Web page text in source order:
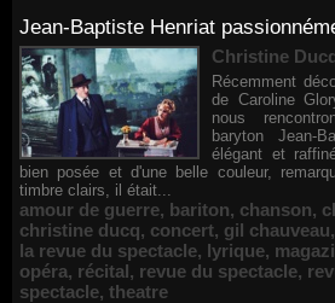
Jean-Baptiste Henriat
Christine
Récemment
de Caroline
nous
baryton Jean-
élégant et
bien posée et d'une belle couleur,
timbre clairs, il était...
amour de guerre, bariton, chanson,
christine ducq, concert, gil chauveau,
la revue du spectacle, lyrique,
opéra, récital, revue du spectacle,
spectacle, theatre